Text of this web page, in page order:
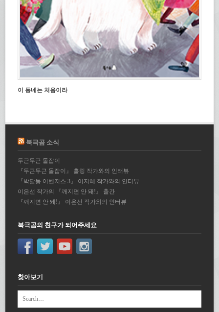
이 동네는 처음이라
북극곰 소식
두근두근 돌잡이
『두근두근 돌잡이』 홀링 작가와의 인터뷰
『박달동 어벤저스 3』 이지혜 작가와의 인터뷰
이은선 작가의 『깨지면 안 돼!』 출간
『깨지면 안 돼!』 이은선 작가와의 인터뷰
북극곰의 친구가 되어주세요
찾아보기